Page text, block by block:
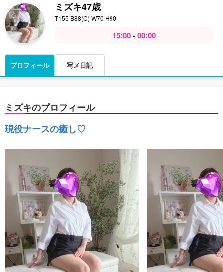
ミズキ47歳
T155 B88(C) W70 H90
15:00 - 00:00
プロフィール 写メ日記
ミズキのプロフィール
現役ナースの癒し♡